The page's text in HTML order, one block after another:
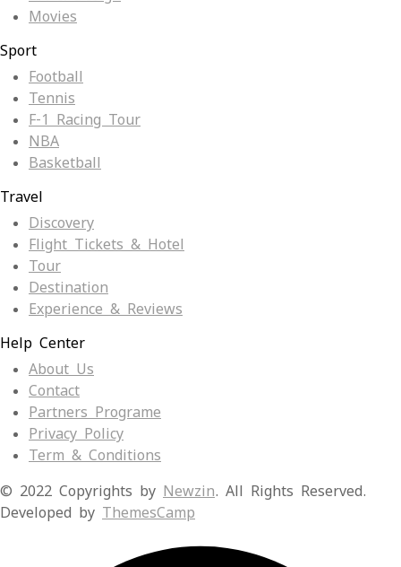
Movies
Sport
Football
Tennis
F-1 Racing Tour
NBA
Basketball
Travel
Discovery
Flight Tickets & Hotel
Tour
Destination
Experience & Reviews
Help Center
About Us
Contact
Partners Programe
Privacy Policy
Term & Conditions
© 2022 Copyrights by Newzin. All Rights Reserved.
Developed by ThemesCamp